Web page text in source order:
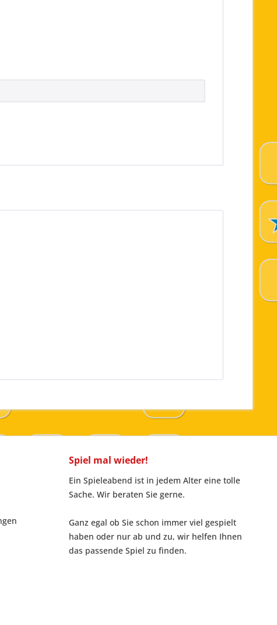
Spiel mal wieder!
Ein Spieleabend ist in jedem Alter eine tolle
Sache. Wir beraten Sie gerne.
Ganz egal ob Sie schon immer viel gespielt
haben oder nur ab und zu, wir helfen Ihnen
das passende Spiel zu finden.